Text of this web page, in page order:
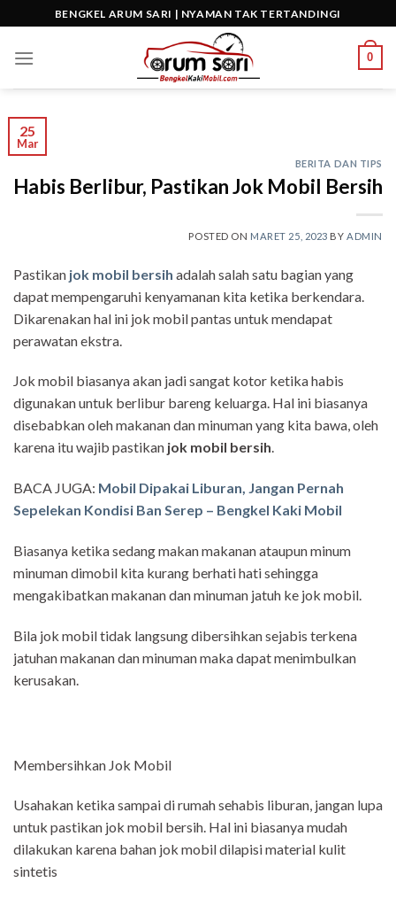
to
content
BENGKEL ARUM SARI | NYAMAN TAK TERTANDINGI
0
25
Mar
BERITA DAN TIPS
Habis Berlibur, Pastikan Jok Mobil Bersih
POSTED ON MARET 25, 2023 BY ADMIN
Pastikan jok mobil bersih adalah salah satu bagian yang
dapat mempengaruhi kenyamanan kita ketika berkendara.
Dikarenakan hal ini jok mobil pantas untuk mendapat
perawatan ekstra.
Jok mobil biasanya akan jadi sangat kotor ketika habis
digunakan untuk berlibur bareng keluarga. Hal ini biasanya
disebabkan oleh makanan dan minuman yang kita bawa, oleh
karena itu wajib pastikan jok mobil bersih.
BACA JUGA: Mobil Dipakai Liburan, Jangan Pernah
Sepelekan Kondisi Ban Serep – Bengkel Kaki Mobil
Biasanya ketika sedang makan makanan ataupun minum
minuman dimobil kita kurang berhati hati sehingga
mengakibatkan makanan dan minuman jatuh ke jok mobil.
Bila jok mobil tidak langsung dibersihkan sejabis terkena
jatuhan makanan dan minuman maka dapat menimbulkan
kerusakan.
Membersihkan Jok Mobil
Usahakan ketika sampai di rumah sehabis liburan, jangan lupa
untuk pastikan jok mobil bersih. Hal ini biasanya mudah
dilakukan karena bahan jok mobil dilapisi material kulit
sintetis